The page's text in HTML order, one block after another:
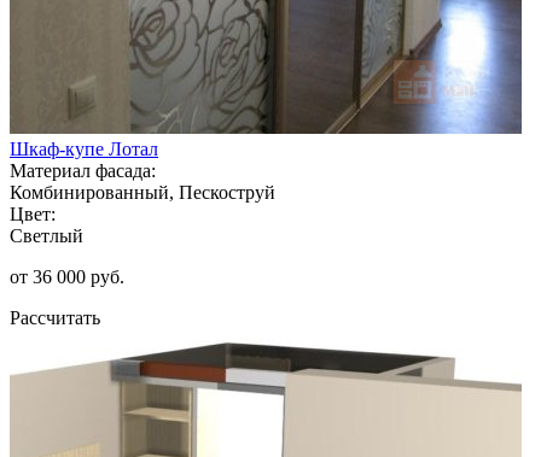
Шкаф-купе Лотал
Материал фасада:
Комбинированный, Пескоструй
Цвет:
Светлый
от 36 000 руб.
Рассчитать